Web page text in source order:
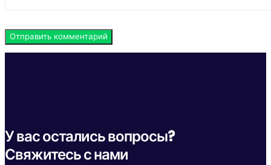
У вас остались вопросы?
Свяжитесь с нами